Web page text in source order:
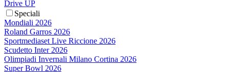
Drive UP
Speciali
Mondiali 2026
Roland Garros 2026
Sportmediaset Live Riccione 2026
Scudetto Inter 2026
Olimpiadi Invernali Milano Cortina 2026
Super Bowl 2026